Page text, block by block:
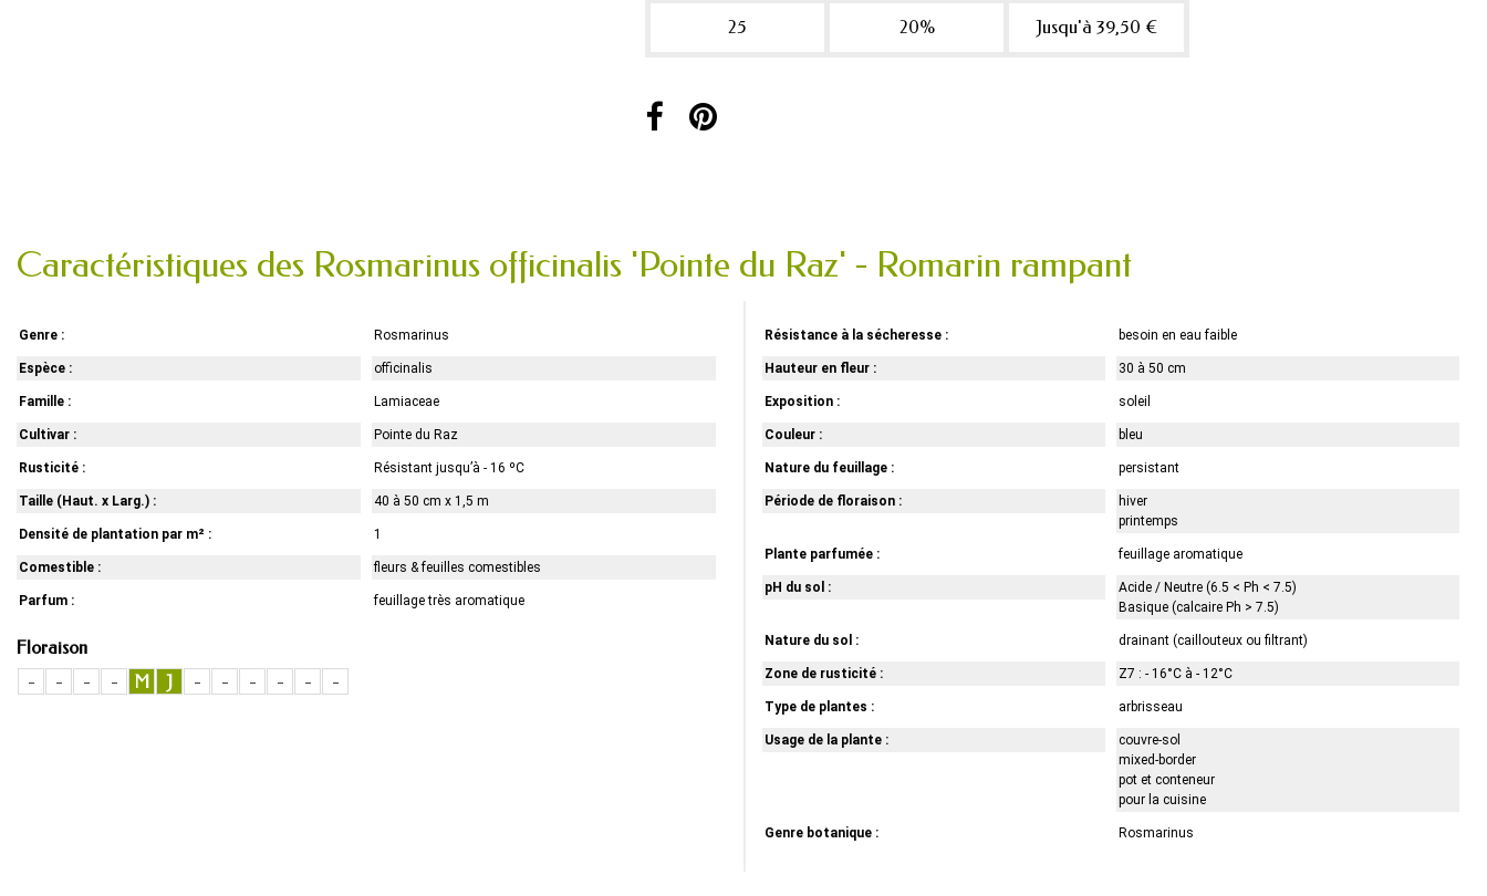
25 20% Jusqu'à 39,50 €
Caractéristiques des Rosmarinus officinalis 'Pointe du Raz' - Romarin rampant
Genre : Rosmarinus
Espèce : officinalis
Famille : Lamiaceae
Cultivar : Pointe du Raz
Rusticité : Résistant jusqu’à - 16 ºC
Taille (Haut. x Larg.) : 40 à 50 cm x 1,5 m
Densité de plantation par m² : 1
Comestible : fleurs & feuilles comestibles
Parfum : feuillage très aromatique
Floraison
-
- - - M J - - - - - -
Résistance à la sécheresse : besoin en eau faible
Hauteur en fleur : 30 à 50 cm
Exposition : soleil
Couleur : bleu
Nature du feuillage : persistant
Période de floraison :
hiver
printemps
Plante parfumée : feuillage aromatique
pH du sol :
Acide / Neutre (6.5 < Ph < 7.5)
Basique (calcaire Ph > 7.5)
Nature du sol : drainant (caillouteux ou filtrant)
Zone de rusticité : Z7 : - 16°C à - 12°C
Type de plantes : arbrisseau
Usage de la plante :
couvre-sol
mixed-border
pot et conteneur
pour la cuisine
Genre botanique : Rosmarinus